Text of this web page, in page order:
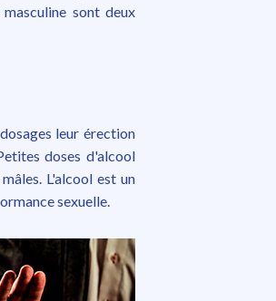
sont deux
leur érection
doses d'alcool
L'alcool est un
sexuelle.